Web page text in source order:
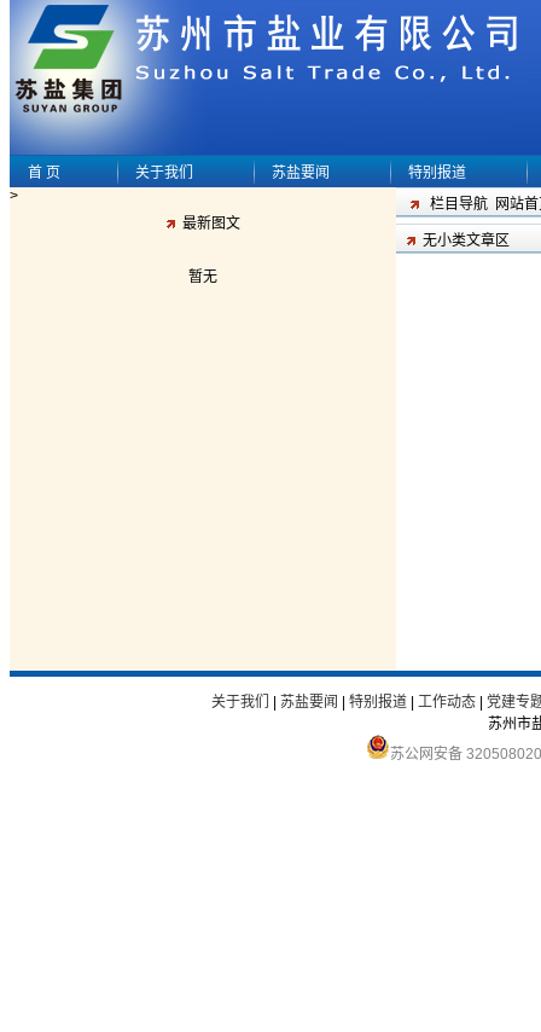
首 页 关于我们 苏盐要闻
特别报道
>
最新图文
暂无
栏目导航 网站
无小类文章区
关于我们 苏盐要闻 特别报道| 工作动态| 党建专
苏州市
苏公网安备